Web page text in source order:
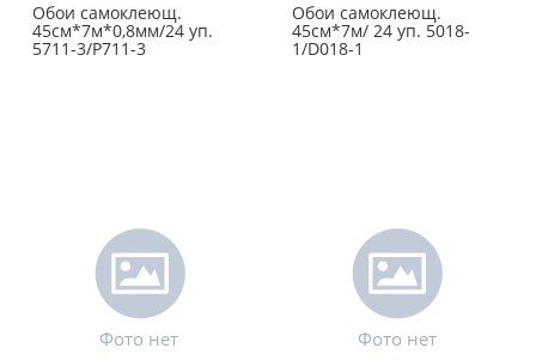
Обои самоклеющ.
45см*7м*0,8мм/24 уп.
5711-3/Р711-3
Обои самоклеющ.
45см*7м/ 24 уп. 5018-
1/D018-1